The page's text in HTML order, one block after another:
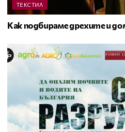
ТЕКСТИЛ
Как подбираме дрехите и